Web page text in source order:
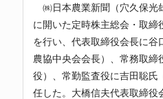
㈱日本農業新聞（穴久保光
に開いた定時株主総会・取締
を行い、代表取締役会長に谷
農協中央会会長）、常務取締
役）、常勤監査役に吉田聡氏
任した。大橋信夫代表取締役